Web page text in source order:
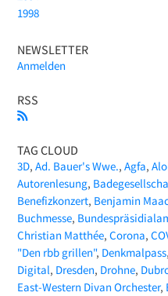
1998
NEWSLETTER
Anmelden
RSS
TAG CLOUD
3D Ad. Bauer's Wwe. Agfa
Autorenlesung
Benefizkonzert Benjamin
Buchmesse
Christian Matthée Corona
"Den rbb grillen" Denkmalpass
Digital Dresden Drohne
East-Western Divan Orchester